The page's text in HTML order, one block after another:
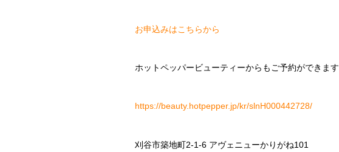
お申込みはこちらから
ホットペッパービューティーからもご予約ができます
https://beauty.hotpepper.jp/kr/slnH000442728/
刈谷市築地町2-1-6 アヴェニューかりがね101